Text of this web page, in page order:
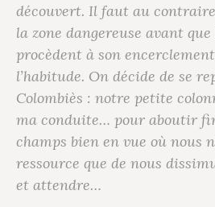
découvert. Il faut au
la zone dangereuse avant
procèdent à son
l’habitude. On décide de se
Colombiès : notre petite
ma conduite… pour aboutir
champs bien en vue où nous
ressource que de nous
et attendre…